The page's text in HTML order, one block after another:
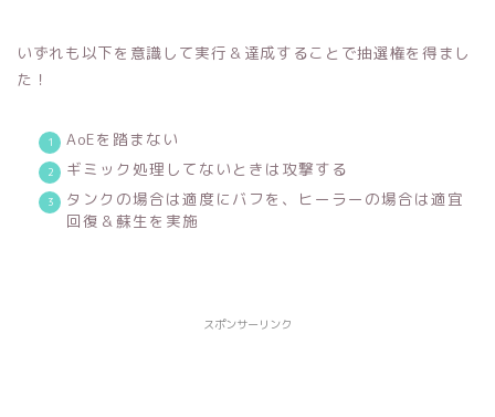
いずれも以下を意識して実行＆達成することで抽選権を得まし
た！
AoEを踏まない
ギミック処理してないときは攻撃する
タンクの場合は適度にバフを、ヒーラーの場合は適宜
回復＆蘇生を実施
スポンサーリンク